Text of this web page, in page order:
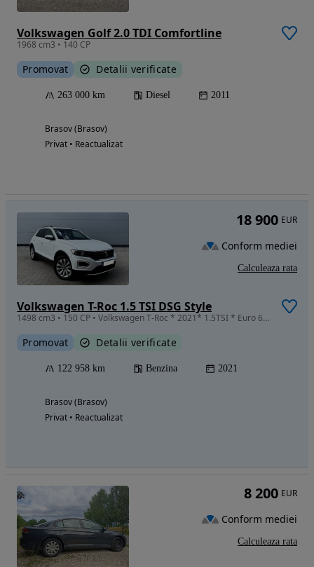
Volkswagen Golf 2.0 TDI Comfortline
1968 cm3 • 140 CP
Promovat Detalii verificate
263 000 km Diesel 2011
Brasov (Brasov)
Privat • Reactualizat
Volkswagen T-Roc 1.5 TSI DSG Style
1498 cm3 • 150 CP • Volkswagen T-Roc * 2021* 1.5TSI * Euro 6 * DSG* Panoramic* INM RO
Promovat Detalii verificate
122 958 km Benzina 2021
Brasov (Brasov)
Privat • Reactualizat
18 900 EUR
Conform mediei
Calculeaza rata
8 200 EUR
Conform mediei
Calculeaza rata